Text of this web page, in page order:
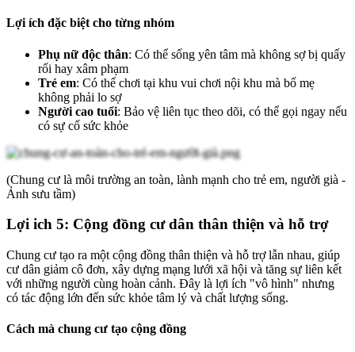
Lợi ích đặc biệt cho từng nhóm
Phụ nữ độc thân: Có thể sống yên tâm mà không sợ bị quấy
rối hay xâm phạm
Trẻ em: Có thể chơi tại khu vui chơi nội khu mà bố mẹ
không phải lo sợ
Người cao tuổi: Bảo vệ liên tục theo dõi, có thể gọi ngay nếu
có sự cố sức khỏe
(Chung cư là môi trường an toàn, lành mạnh cho trẻ em, người già -
Ảnh sưu tầm)
Lợi ich 5: Cộng đồng cư dân thân thiện và hỗ trợ
Chung cư tạo ra một cộng đồng thân thiện và hỗ trợ lẫn nhau, giúp
cư dân giảm cô đơn, xây dựng mạng lưới xã hội và tăng sự liên kết
với những người cùng hoàn cảnh. Đây là lợi ích "vô hình" nhưng
có tác động lớn đến sức khỏe tâm lý và chất lượng sống.
Cách mà chung cư tạo cộng đồng